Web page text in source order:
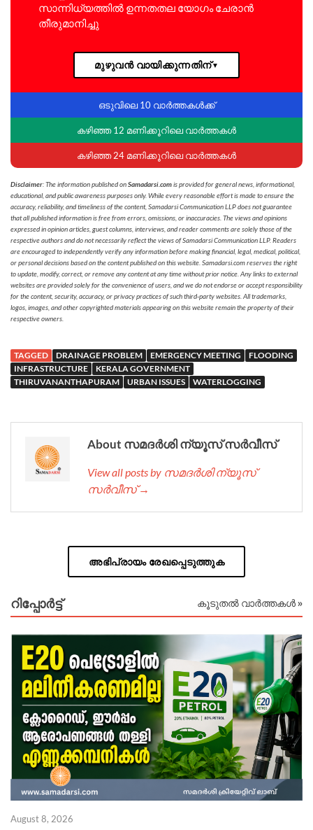
സാന്നിധ്യത്തിൽ ഉന്നതതല യോഗം ചേരാൻ
തീരുമാനിച്ചു
മുഴുവൻ വായിക്കുന്നതിന്▼
ഒടുവിലെ 10 വാർത്തകൾക്ക്
കഴിഞ്ഞ 12 മണിക്കൂറിലെ വാർത്തകൾ
കഴിഞ്ഞ 24 മണിക്കൂറിലെ വാർത്തകൾ
Disclaimer: The information published onSamadarsi.comis provided for general news, informational,
educational, and public awareness purposes only. While every reasonable effort is made to ensure the
accuracy, reliability, and timeliness of the content, Samadarsi Communication LLP does not guarantee
that all published information is free from errors, omissions, or inaccuracies. The views and opinions
expressed in opinion articles, guest columns, interviews, and reader comments are solely those of the
respective authors and do not necessarily reflect the views of Samadarsi Communication LLP. Readers
are encouraged to independently verify any information before making financial, legal, medical, political,
or personal decisions based on the content published on this website. Samadarsi.com reserves the right
to update, modify, correct, or remove any content at any time without prior notice. Any links to external
websites are provided solely for the convenience of users, and we do not endorse or accept responsibility
for the content, security, accuracy, or privacy practices of such third-party websites. All trademarks,
logos, images, and other copyrighted materials appearing on this website remain the property of their
respective owners.
TAGGED DRAINAGE PROBLEM EMERGENCY MEETING
FLOODING
INFRASTRUCTURE
KERALA GOVERNMENT
THIRUVANANTHAPURAM
URBAN ISSUES WATERLOGGING
About സമദർശി ന്യൂസ് സർവീസ്
View all posts by സമദർശി ന്യൂസ്
സർവീസ് →
അഭിപ്രായം രേഖപ്പെടുത്തുക
റിപ്പോര്‍ട്ട് കൂടുതൽ വാർത്തകൾ »
August 8, 2026